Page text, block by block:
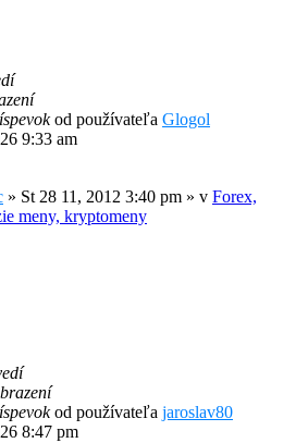
od používateľa Glogol
9:33 am
» St 28 11, 2012 3:40 pm » v Forex,
meny, kryptomeny
od používateľa jaroslav80
8:47 pm